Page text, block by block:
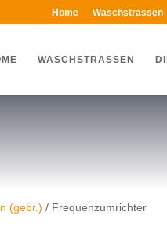
Home Waschstrassen
WASCHSTRASSEN
(gebr.) / Frequenzumrichter